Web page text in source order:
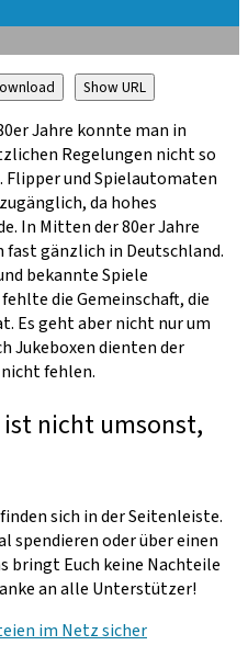
Show URL
Jahre konnte man in
Regelungen nicht so
Flipper und Spielautomaten
da hohes
In Mitten der 80er Jahre
gänzlich in Deutschland.
bekannte Spiele
die Gemeinschaft, die
Es geht aber nicht nur um
Jukeboxen dienten der
fehlen.
nicht umsonst,
sich in der Seitenleiste.
spendieren oder über einen
bringt Euch keine Nachteile
an alle Unterstützer!
im Netz sicher